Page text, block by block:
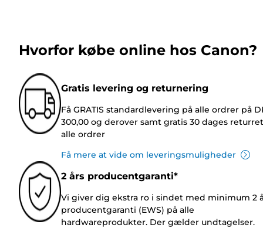
Hvorfor købe online hos Canon?
Gratis levering og returnering
Få GRATIS standardlevering på alle ordrer på
300,00 og derover samt gratis 30 dages
alle ordrer
Få mere at vide om leveringsmuligheder
2 års producentgaranti*
Vi giver dig ekstra ro i sindet med minimum 2
producentgaranti (EWS) på alle
hardwareprodukter. Der gælder undtagelser.